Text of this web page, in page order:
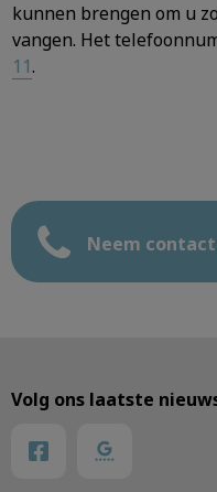
kunnen brengen om u
vangen. Het
11.
Neem
Volg ons laatste